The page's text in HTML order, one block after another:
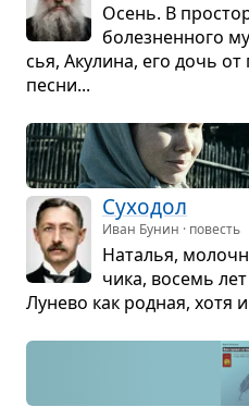
Осень. В
болез­нен­ного
сья, Аку­лина, его дочь
песни...
Сухо­дол
Иван Бунин · повесть
Ната­лья,
чика, восемь
Лунево как род­ная, хотя